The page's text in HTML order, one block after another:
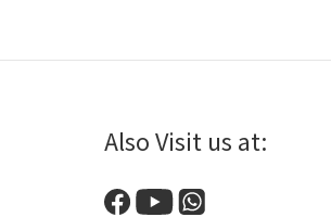
Also Visit us at: